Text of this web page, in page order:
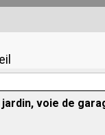
voie de